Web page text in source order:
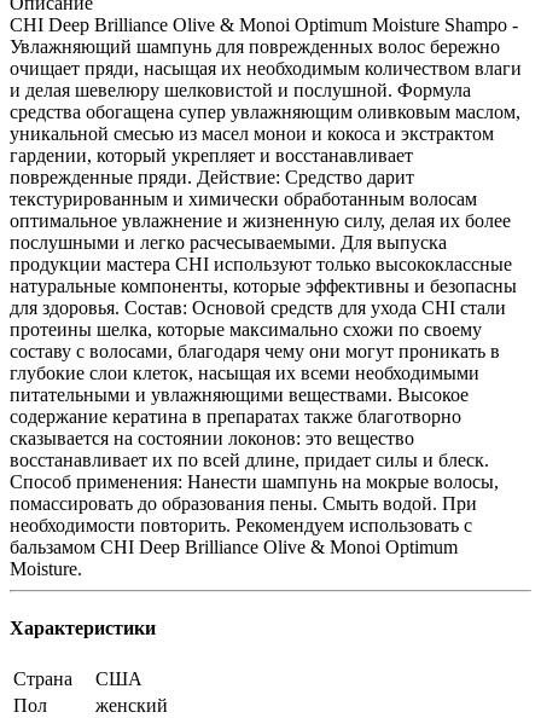
CHI Deep Brilliance Olive & Monoi Optimum Moisture Shampo -
Увлажняющий шампунь для поврежденных волос бережно
очищает пряди, насыщая их необходимым количеством влаги
и делая шевелюру шелковистой и послушной. Формула
средства обогащена супер увлажняющим оливковым маслом,
уникальной смесью из масел монои и кокоса и экстрактом
гардении, который укрепляет и восстанавливает
поврежденные пряди. Действие: Средство дарит
текстурированным и химически обработанным волосам
оптимальное увлажнение и жизненную силу, делая их более
послушными и легко расчесываемыми. Для выпуска
продукции мастера CHI используют только высококлассные
натуральные компоненты, которые эффективны и безопасны
для здоровья. Состав: Основой средств для ухода CHI стали
протеины шелка, которые максимально схожи по своему
составу с волосами, благодаря чему они могут проникать в
глубокие слои клеток, насыщая их всеми необходимыми
питательными и увлажняющими веществами. Высокое
содержание кератина в препаратах также благотворно
сказывается на состоянии локонов: это вещество
восстанавливает их по всей длине, придает силы и блеск.
Способ применения: Нанести шампунь на мокрые волосы,
помассировать до образования пены. Смыть водой. При
необходимости повторить. Рекомендуем использовать с
бальзамом CHI Deep Brilliance Olive & Monoi Optimum
Moisture.
Характеристики
Страна
США
Пол
женский